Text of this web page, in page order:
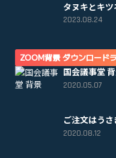
タヌキとキ
2023.08.24
ZOOM背景 ダウンロード
国会議事堂
2020.05.07
ご注文はう
2020.08.12